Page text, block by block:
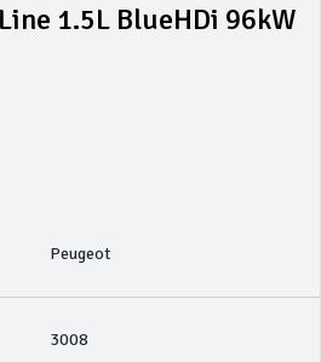
1.5L BlueHDi 96kW
Peugeot
3008